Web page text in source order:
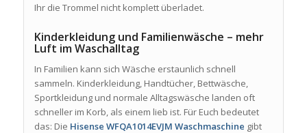
Ihr die Trommel nicht komplett überladet.
Kinderkleidung und Familienwäsche – mehr
Luft im Waschalltag
In Familien kann sich Wäsche erstaunlich schnell
sammeln. Kinderkleidung, Handtücher, Bettwäsche,
Sportkleidung und normale Alltagswäsche landen oft
schneller im Korb, als einem lieb ist. Für Euch bedeutet
das: Die Hisense WFQA1014EVJM Waschmaschine gibt